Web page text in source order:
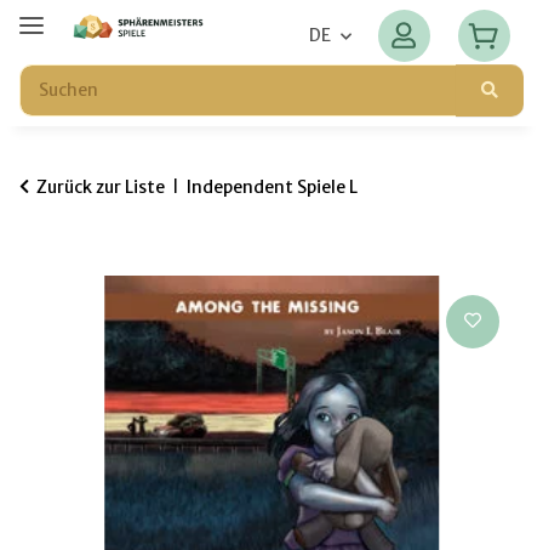
DE
Zurück zur Liste Independent Spiele L